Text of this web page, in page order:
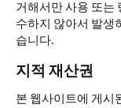
거해서만 사용 또는
수하지 않아서 발생
습니다.
지적 재산권
본 웹사이트에 게시